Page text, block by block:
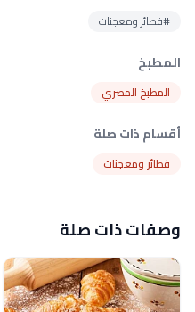
#فطائر ومعجنات
المطبخ
المطبخ المصري
أقسام ذات صلة
فطائر ومعجنات
وصفات ذات صلة